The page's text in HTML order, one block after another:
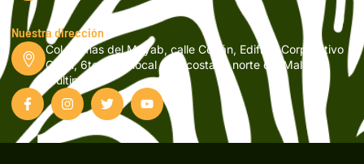
Nuestra dirección
Col. Lomas del Mayab, calle Copán, Edificio Corporativo
Orión, 6to nivel, local 601, costado norte del Mall
Multiplaza